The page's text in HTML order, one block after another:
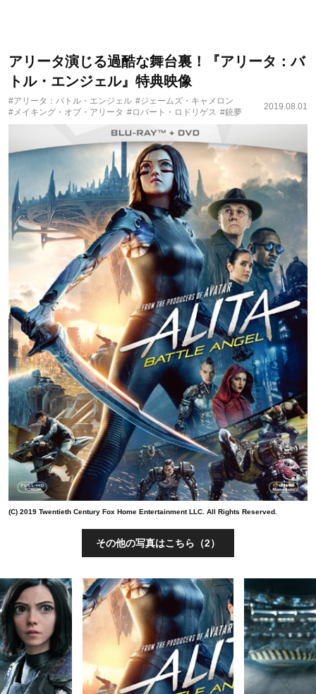
アリータ演じる過酷な舞台裏！『アリータ：バ
トル・エンジェル』特典映像
#アリータ：バトル・エンジェル #ジェームズ・キャメロン
#メイキング・オブ・アリータ #ロバート・ロドリゲス #銃夢
2019.08.01
(C) 2019 Twentieth Century Fox Home Entertainment LLC. All Rights Reserved.
その他の写真はこちら（2）